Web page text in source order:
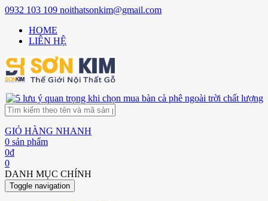
0932 103 109 noithatsonkim@gmail.com
HOME
LIÊN HỆ
GIỎ HÀNG NHANH
0 sản phẩm
0đ
0
DANH MỤC CHÍNH
Toggle navigation